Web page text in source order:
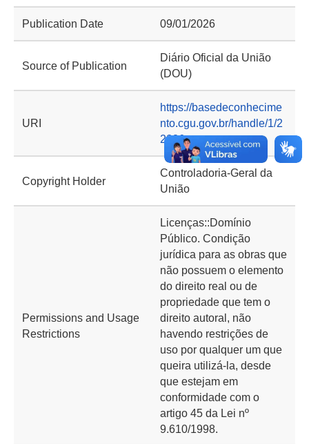
Publication Date 09/01/2026
Source of Publication
Diário Oficial da União
(DOU)
URI
https://basedeconhecime
nto.cgu.gov.br/handle/1/2
2386
Copyright Holder
Controladoria-Geral da
União
Permissions and Usage
Restrictions
Licenças::Domínio
Público. Condição
jurídica para as obras que
não possuem o elemento
do direito real ou de
propriedade que tem o
direito autoral, não
havendo restrições de
uso por qualquer um que
queira utilizá-la, desde
que estejam em
conformidade com o
artigo 45 da Lei nº
9.610/1998.